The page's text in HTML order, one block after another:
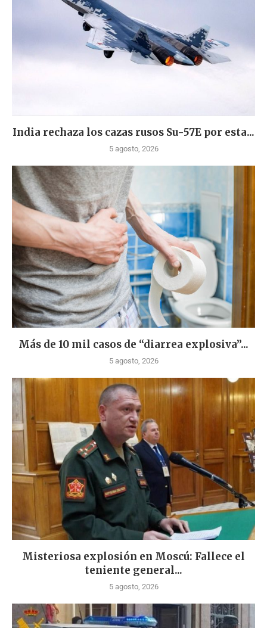
India rechaza los cazas rusos Su-57E por esta...
5 agosto, 2026
Más de 10 mil casos de “diarrea explosiva”...
5 agosto, 2026
Misteriosa explosión en Moscú: Fallece el
teniente general...
5 agosto, 2026